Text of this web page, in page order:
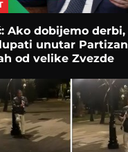
Ako dobijemo derbi,
unutar
od velike Zvezde